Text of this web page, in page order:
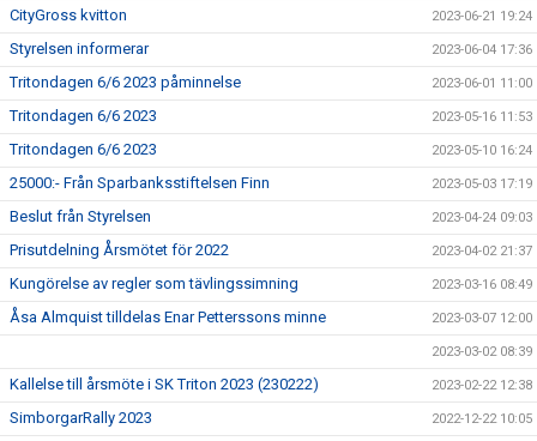
CityGross kvitton 2023-06-21 19:24
Styrelsen informerar 2023-06-04 17:36
Tritondagen 6/6 2023 påminnelse 2023-06-01 11:00
Tritondagen 6/6 2023 2023-05-16 11:53
Tritondagen 6/6 2023 2023-05-10 16:24
25000:- Från Sparbanksstiftelsen Finn 2023-05-03 17:19
Beslut från Styrelsen 2023-04-24 09:03
Prisutdelning Årsmötet för 2022 2023-04-02 21:37
Kungörelse av regler som tävlingssimning 2023-03-16 08:49
Åsa Almquist tilldelas Enar Petterssons minne 2023-03-07 12:00
2023-03-02 08:39
Kallelse till årsmöte i SK Triton 2023 (230222) 2023-02-22 12:38
SimborgarRally 2023 2022-12-22 10:05